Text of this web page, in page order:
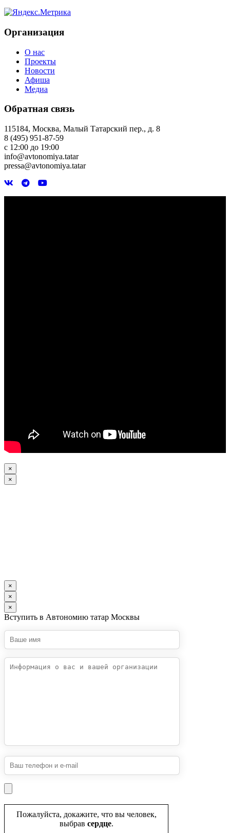
Организация
О нас
Проекты
Новости
Афиша
Медиа
Обратная связь
115184, Москва, Малый Татарский пер., д. 8
8 (495) 951-87-59
с 12:00 до 19:00
info@avtonomiya.tatar
pressa@avtonomiya.tatar
×
×
×
×
×
Вступить в Автономию татар Москвы
Пожалуйста, докажите, что вы человек,
выбрав сердце.